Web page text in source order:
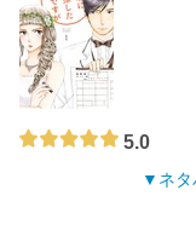
5.0
ネ